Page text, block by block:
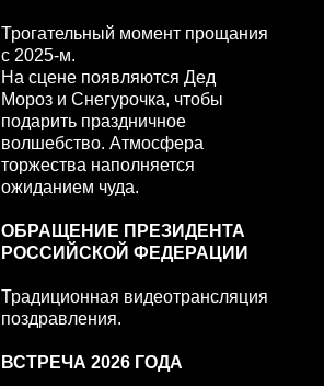
Трогательный момент прощания
с 2025-м.
На сцене появляются Дед
Мороз и Снегурочка, чтобы
подарить праздничное
волшебство. Атмосфера
торжества наполняется
ожиданием чуда.
ОБРАЩЕНИЕ ПРЕЗИДЕНТА
РОССИЙСКОЙ ФЕДЕРАЦИИ
Традиционная видеотрансляция
поздравления.
ВСТРЕЧА 2026 ГОДА